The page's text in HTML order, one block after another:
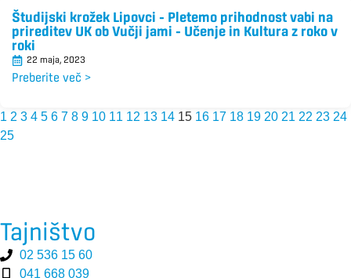
Študijski krožek Lipovci – Pletemo prihodnost vabi na
prireditev UK ob Vučji jami – Učenje in Kultura z roko v
roki
22 maja, 2023
Preberite več >
1 2 3 4 5 6 7 8 9 10 11 12 13 14 15 16 17 18 19 20 21 22 23 24
25
Tajništvo
02 536 15 60
041 668 039